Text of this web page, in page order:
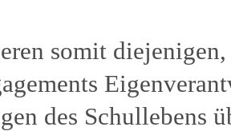
somit
des Schullebens